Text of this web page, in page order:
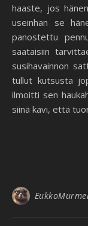
haaste, jos
useinhan se
panostettu
saataisiin
susihavainnon
tullut kutsusta
ilmoitti sen
siinä kävi, että